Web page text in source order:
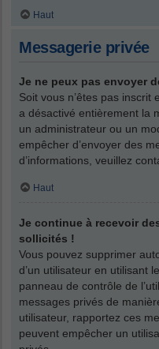
Haut
Messagerie privée
Je ne peux pas envoyer
Soit vous n’êtes pas
a désactivé entièrement la
un administrateur ou un
empêcher d’envoyer des
d’informations, veuillez
Haut
Je continue à recevoir
sollicités !
Vous pouvez supprimer
d’un utilisateur en utilisant
panneau de contrôle de
messages privés de
utilisateur, rapportez ces
peuvent empêcher un